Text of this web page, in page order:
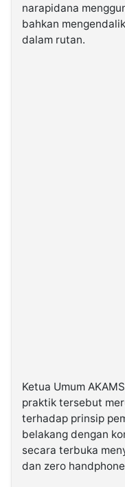
narapidana
bahkan
dalam rutan.
Ketua Umum
praktik tersebut
terhadap prinsip
belakang dengan
secara terbuka
dan zero